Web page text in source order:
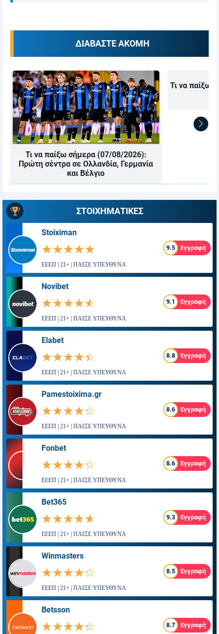
ΔΙΑΒΑΣΤΕ ΑΚΟΜΗ
Τι να παίξω σήμερα (07/08/2026):
Πρώτη σέντρα σε Ολλανδία, Γερμανία
και Βέλγιο
Τι να παίξω
ΣΤΟΙΧΗΜΑΤΙΚΕΣ
Stoiximan
☆☆☆☆☆
★★★★★ 9.5 Εγγραφή
ΕΕΕΠ | 21+ | ΠΑΙΞΕ ΥΠΕΥΘΥΝΑ
Novibet
☆☆☆☆☆
★★★★★ 9.1 Εγγραφή
ΕΕΕΠ | 21+ | ΠΑΙΞΕ ΥΠΕΥΘΥΝΑ
Elabet
☆☆☆☆☆
★★★★★ 8.8 Εγγραφή
ΕΕΕΠ | 21+ | ΠΑΙΞΕ ΥΠΕΥΘΥΝΑ
Pamestoixima.gr
☆☆☆☆☆
★★★★★ 8.6 Εγγραφή
ΕΕΕΠ | 21+ | ΠΑΙΞΕ ΥΠΕΥΘΥΝΑ
Fonbet
☆☆☆☆☆
★★★★★ 8.6 Εγγραφή
ΕΕΕΠ | 21+ | ΠΑΙΞΕ ΥΠΕΥΘΥΝΑ
Bet365
☆☆☆☆☆
★★★★★ 9.3 Εγγραφή
ΕΕΕΠ | 21+ | ΠΑΙΞΕ ΥΠΕΥΘΥΝΑ
Winmasters
☆☆☆☆☆
★★★★★ 8.5 Εγγραφή
ΕΕΕΠ | 21+ | ΠΑΙΞΕ ΥΠΕΥΘΥΝΑ
Betsson
☆☆☆☆☆
★★★★★ 8.7 Εγγραφή